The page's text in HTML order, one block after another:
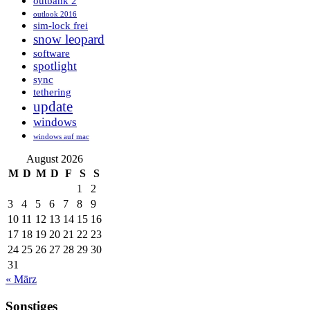
outlook 2016
sim-lock frei
snow leopard
software
spotlight
sync
tethering
update
windows
windows auf mac
August 2026
M D M D F S
S
1
2
3
4 5 6 7 8
9
10 11 12 13 14 15 16
17 18 19 20 21 22 23
24 25 26 27 28 29 30
31
« März
Sonstiges